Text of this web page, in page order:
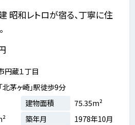
和レトロが宿る、丁寧に住
円蔵１丁目
北茅ヶ崎」駅徒歩9分
建物面積
75.35m²
築年月 1978年10月